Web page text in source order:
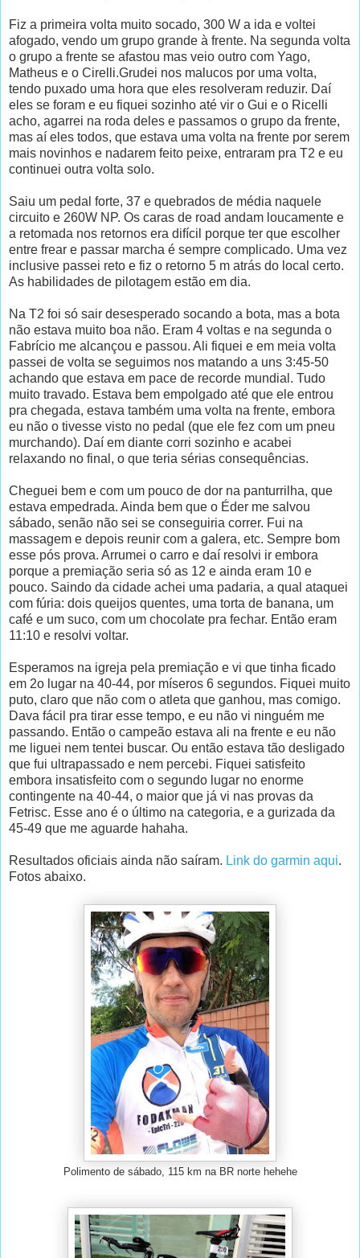
Fiz a primeira volta muito socado, 300 W a ida e voltei
afogado, vendo um grupo grande à frente. Na segunda volta
o grupo a frente se afastou mas veio outro com Yago,
Matheus e o Cirelli.Grudei nos malucos por uma volta,
tendo puxado uma hora que eles resolveram reduzir. Daí
eles se foram e eu fiquei sozinho até vir o Gui e o Ricelli
acho, agarrei na roda deles e passamos o grupo da frente,
mas aí eles todos, que estava uma volta na frente por serem
mais novinhos e nadarem feito peixe, entraram pra T2 e eu
continuei outra volta solo.
Saiu um pedal forte, 37 e quebrados de média naquele
circuito e 260W NP. Os caras de road andam loucamente e
a retomada nos retornos era difícil porque ter que escolher
entre frear e passar marcha é sempre complicado. Uma vez
inclusive passei reto e fiz o retorno 5 m atrás do local certo.
As habilidades de pilotagem estão em dia.
Na T2 foi só sair desesperado socando a bota, mas a bota
não estava muito boa não. Eram 4 voltas e na segunda o
Fabrício me alcançou e passou. Ali fiquei e em meia volta
passei de volta se seguimos nos matando a uns 3:45-50
achando que estava em pace de recorde mundial. Tudo
muito travado. Estava bem empolgado até que ele entrou
pra chegada, estava também uma volta na frente, embora
eu não o tivesse visto no pedal (que ele fez com um pneu
murchando). Daí em diante corri sozinho e acabei
relaxando no final, o que teria sérias consequências.
Cheguei bem e com um pouco de dor na panturrilha, que
estava empedrada. Ainda bem que o Éder me salvou
sábado, senão não sei se conseguiria correr. Fui na
massagem e depois reunir com a galera, etc. Sempre bom
esse pós prova. Arrumei o carro e daí resolvi ir embora
porque a premiação seria só as 12 e ainda eram 10 e
pouco. Saindo da cidade achei uma padaria, a qual ataquei
com fúria: dois queijos quentes, uma torta de banana, um
café e um suco, com um chocolate pra fechar. Então eram
11:10 e resolvi voltar.
Esperamos na igreja pela premiação e vi que tinha ficado
em 2o lugar na 40-44, por míseros 6 segundos. Fiquei muito
puto, claro que não com o atleta que ganhou, mas comigo.
Dava fácil pra tirar esse tempo, e eu não vi ninguém me
passando. Então o campeão estava ali na frente e eu não
me liguei nem tentei buscar. Ou então estava tão desligado
que fui ultrapassado e nem percebi. Fiquei satisfeito
embora insatisfeito com o segundo lugar no enorme
contingente na 40-44, o maior que já vi nas provas da
Fetrisc. Esse ano é o último na categoria, e a gurizada da
45-49 que me aguarde hahaha.
Resultados oficiais ainda não saíram. Link do garmin aqui.
Fotos abaixo.
Polimento de sábado, 115 km na BR norte hehehe